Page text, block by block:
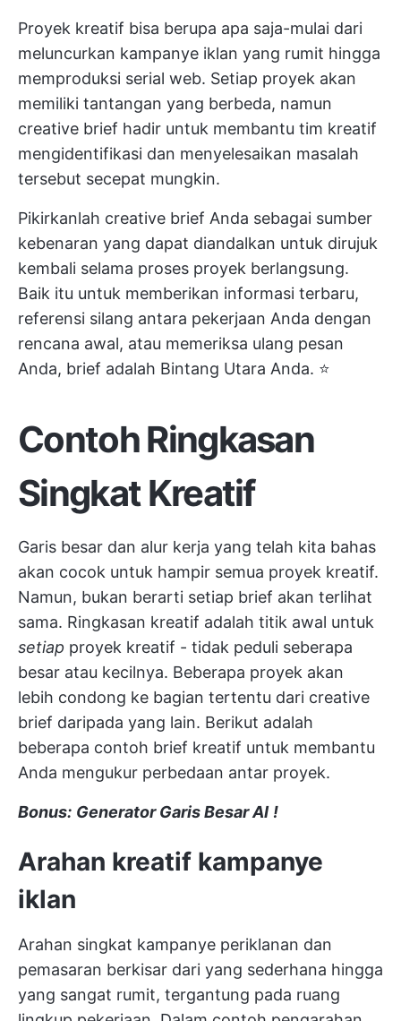
Proyek kreatif bisa berupa apa saja-mulai dari
meluncurkan kampanye iklan yang rumit hingga
memproduksi serial web. Setiap proyek akan
memiliki tantangan yang berbeda, namun
creative brief hadir untuk membantu tim kreatif
mengidentifikasi dan menyelesaikan masalah
tersebut secepat mungkin.
Pikirkanlah creative brief Anda sebagai sumber
kebenaran yang dapat diandalkan untuk dirujuk
kembali selama proses proyek berlangsung.
Baik itu untuk memberikan informasi terbaru,
referensi silang antara pekerjaan Anda dengan
rencana awal, atau memeriksa ulang pesan
Anda, brief adalah Bintang Utara Anda. ⭐️
Contoh Ringkasan
Singkat Kreatif
Garis besar dan alur kerja yang telah kita bahas
akan cocok untuk hampir semua proyek kreatif.
Namun, bukan berarti setiap brief akan terlihat
sama. Ringkasan kreatif adalah titik awal untuk
setiap proyek kreatif - tidak peduli seberapa
besar atau kecilnya. Beberapa proyek akan
lebih condong ke bagian tertentu dari creative
brief daripada yang lain. Berikut adalah
beberapa contoh brief kreatif untuk membantu
Anda mengukur perbedaan antar proyek.
Bonus: Generator Garis Besar AI !
Arahan kreatif kampanye
iklan
Arahan singkat kampanye periklanan dan
pemasaran berkisar dari yang sederhana hingga
yang sangat rumit, tergantung pada ruang